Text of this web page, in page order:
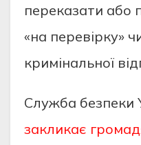
переказати або
«на перевірку»
кримінальної
Служба безпеки
закликає